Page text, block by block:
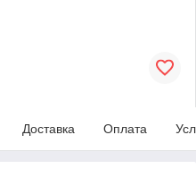
Доставка Оплата